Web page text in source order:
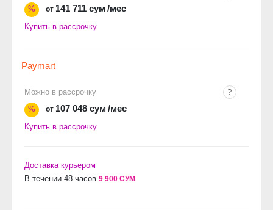
%
от 141 711 сум /мес
Купить в рассрочку
Paymart
Можно в рассрочку
%
от 107 048 сум /мес
Купить в рассрочку
Доставка курьером
В течении 48 часов 9 900 СУМ